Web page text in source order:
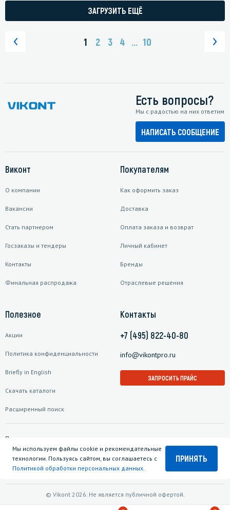
ЗАГРУЗИТЬ ЕЩЁ
1 2 3 4 ... 10
Есть вопросы?
Мы с радостью на них ответим
НАПИСАТЬ СООБЩЕНИЕ
Виконт
О компании
Вакансии
Стать партнером
Госзаказы и тендеры
Контакты
Финальная распродажа
Покупателям
Как оформить заказ
Доставка
Оплата заказа и возврат
Личный кабинет
Бренды
Отраслевые решения
Полезное
Акции
Политика конфиденциальности
Briefly in English
Скачать каталоги
Расширенный поиск
Контакты
+7 (495) 822-40-80
info@vikontpro.ru
ЗАПРОСИТЬ ПРАЙС
© Vikont 2026. Не является публичной офертой.
Подписаться на рассылку
Мы используем файлы cookie и рекомендательные
технологии. Пользуясь сайтом, вы соглашаетесь с
Политикой обработки персональных данных.
ПРИНЯТЬ